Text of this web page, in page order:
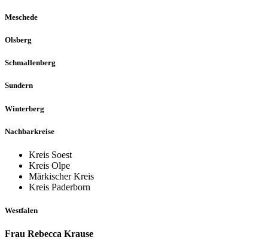
Meschede
Olsberg
Schmallenberg
Sundern
Winterberg
Nachbarkreise
Kreis Soest
Kreis Olpe
Märkischer Kreis
Kreis Paderborn
Westfalen
Frau Rebecca Krause